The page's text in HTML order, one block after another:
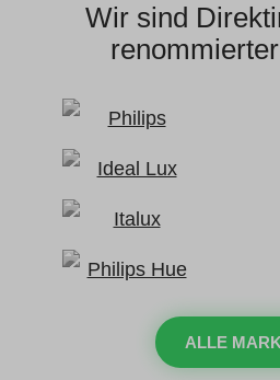
Wir sind
ALLE